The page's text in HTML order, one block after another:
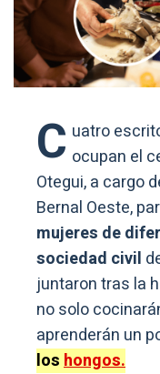
C uatro
ocupan el
Otegui, a cargo
Bernal Oeste,
mujeres de
sociedad civil
juntaron tras la
no solo
aprenderán un
loshongos.